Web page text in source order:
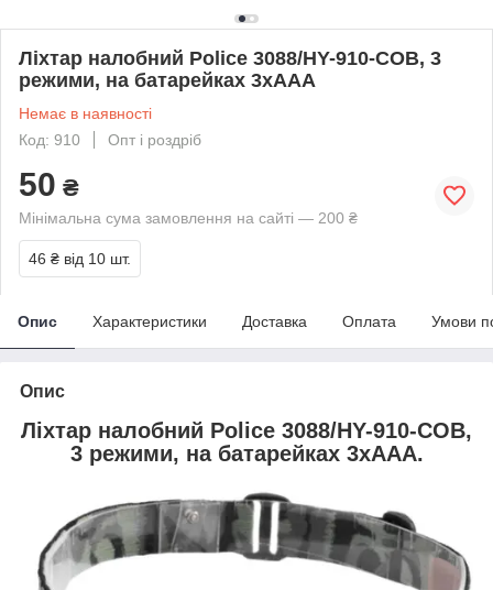
Ліхтар налобний Police 3088/HY-910-COB, 3
режими, на батарейках 3xAAA
Немає в наявності
Код: 910
Опт і роздріб
50 ₴
Мінімальна сума замовлення на сайті — 200 ₴
46 ₴ від 10 шт.
Опис Характеристики Доставка Оплата Умови
Опис
Ліхтар налобний Police 3088/HY-910-COB,
3 режими, на батарейках 3xAAA.